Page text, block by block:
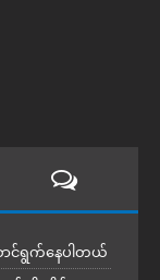
င်ရွက်နေပါတယ်